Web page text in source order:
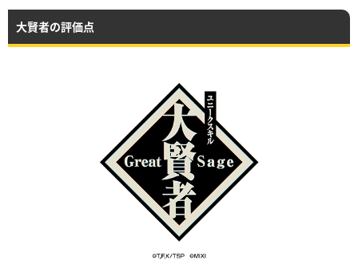
大賢者の評価点